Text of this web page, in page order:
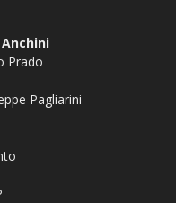
Prado
Pagliarini